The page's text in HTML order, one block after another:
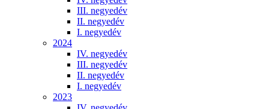
III. negyedév
II. negyedév
I. negyedév
2024
IV. negyedév
III. negyedév
II. negyedév
I. negyedév
2023